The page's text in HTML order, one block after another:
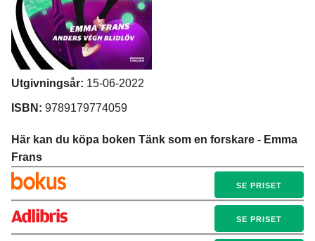
Utgivningsår: 15-06-2022
ISBN:9789179774059
Här kan du köpa boken Tänk som en forskare - Emma
Frans
SE PRISET
SE PRISET